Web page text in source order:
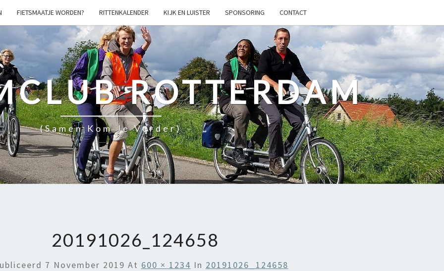
FIETSMAATJE WORDEN? RITTENKALENDER KIJK EN LUISTER SPONSORING CONTACT
ROTTERDAM
(samen Kom Je Verder)
20191026_124658
7 November 2019 At 600 × 1234 In 20191026_124658